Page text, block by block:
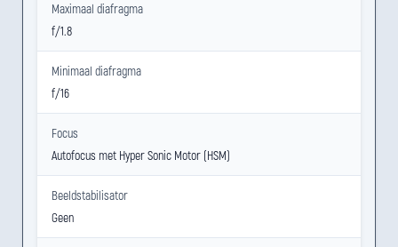
Maximaal diafragma
f/1.8
Minimaal diafragma
f/16
Focus
Autofocus met Hyper Sonic Motor (HSM)
Beeldstabilisator
Geen